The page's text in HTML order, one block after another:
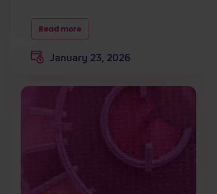
Read more
January 23, 2026